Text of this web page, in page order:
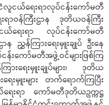
လူငယ်ရေးရာလုပ်ငန်းကော်မတီ
ရာဝန်ကြီးဌာန ဒုတိယဝန်ကြီး
ငယ်ရေးရာ လုပ်ငန်းကော်မတီ
န ညွှန်ကြားရေးမှူးချုပ် ဦးနေ
းကော်မတီအဖွဲ့ဝင်များဖြစ်ကြ
းရေးမှူးချုပ်များ၊ ဒုတိယ
ရေးမှူးများ တက်ရောက်ကြပြီး
းရာ ကော်မတီဒုတိယဥက္ကဋ္ဌ